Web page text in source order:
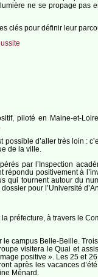
ne se propage
clés pour définir leur
piloté en Maine-et-
d’aller très loin :
de la ville.
par l’Inspection
positivement à
qui tournent autour du
pour l’Université
préfecture, à travers le
campus Belle-Beille.
visitera le Quai et
positive ». Les 25 et
après les vacances
Ménard.